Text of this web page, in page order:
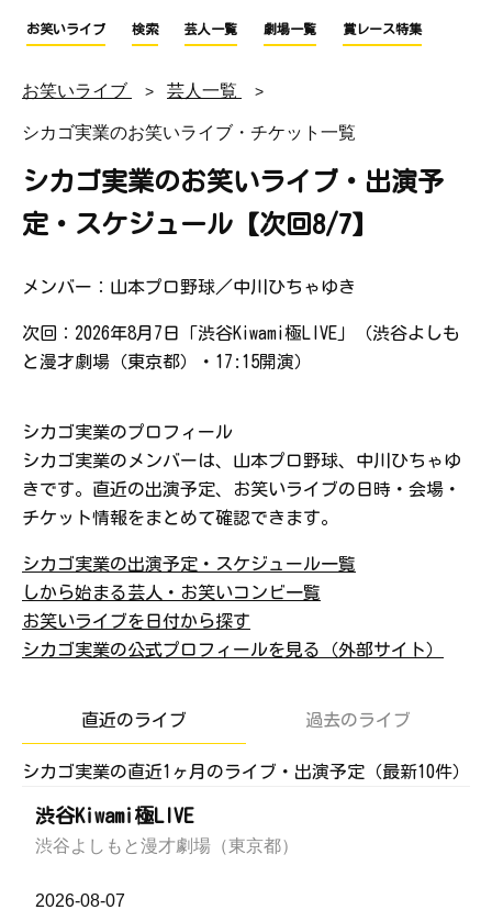
お笑いライブ 検索 芸人一覧 劇場一覧 賞レース特集
お笑いライブ 芸人一覧
シカゴ実業のお笑いライブ・チケット一覧
シカゴ実業のお笑いライブ・出演予
定・スケジュール【次回8/7】
メンバー：山本プロ野球／中川ひちゃゆき
次回：2026年8月7日「渋谷Kiwami極LIVE」（渋谷よしも
と漫才劇場（東京都）・17:15開演）
シカゴ実業のプロフィール
シカゴ実業のメンバーは、山本プロ野球、中川ひちゃゆ
きです。直近の出演予定、お笑いライブの日時・会場・
チケット情報をまとめて確認できます。
シカゴ実業の出演予定・スケジュール一覧
しから始まる芸人・お笑いコンビ一覧
お笑いライブを日付から探す
シカゴ実業の公式プロフィールを見る（外部サイト）
直近のライブ 過去のライブ
シカゴ実業の直近1ヶ月のライブ・出演予定（最新10件）
渋谷Kiwami極LIVE
渋谷よしもと漫才劇場（東京都）
2026-08-07